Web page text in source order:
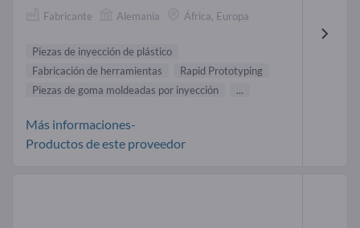
Fabricante Alemania África, Europa
Piezas de inyección de plástico
Fabricación de herramientas
Rapid Prototyping
Piezas de goma moldeadas por inyección
...
Más informaciones-
Productos de este proveedor